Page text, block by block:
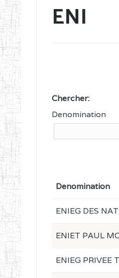
ENI
Chercher:
Denomination
Denomination
ENIEG DES
ENIET PAUL
ENIEG PRIVEE